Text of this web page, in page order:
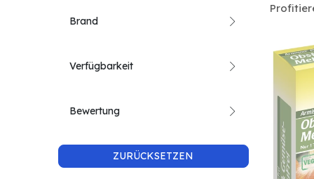
Brand
Verfügbarkeit
Bewertung
ZURÜCKSETZEN